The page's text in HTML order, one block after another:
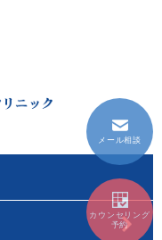
メール相談
カウンセリング
予約